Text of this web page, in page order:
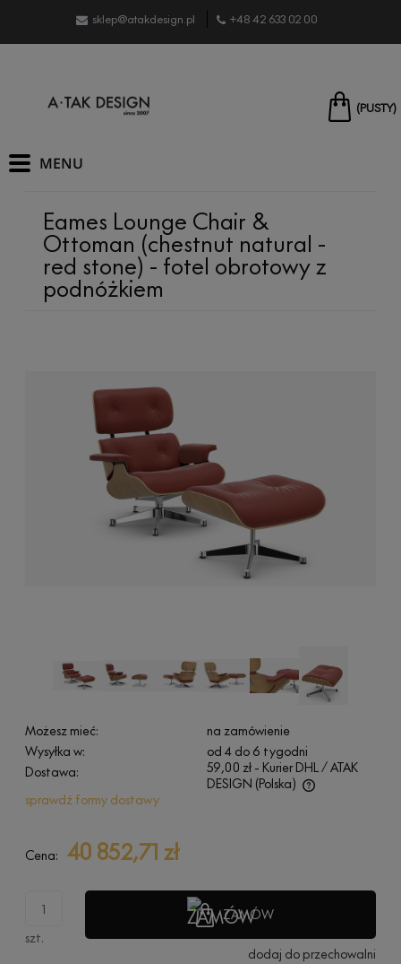
sklep@atakdesign.pl +48 42 633 02 00
(PUSTY)
Eames Lounge Chair &
Ottoman (chestnut natural -
red stone) - fotel obrotowy z
podnóżkiem
Możesz mieć:
na zamówienie
Wysyłka w:
od 4 do 6 tygodni
Dostawa:
59,00 zł - Kurier DHL / ATAK
DESIGN (Polska)
Cena nie zawiera ewentualnych kosztów płatności
sprawdź formy dostawy
Cena: 40 852,71 zł
szt.
ZAMÓW
dodaj do przechowalni